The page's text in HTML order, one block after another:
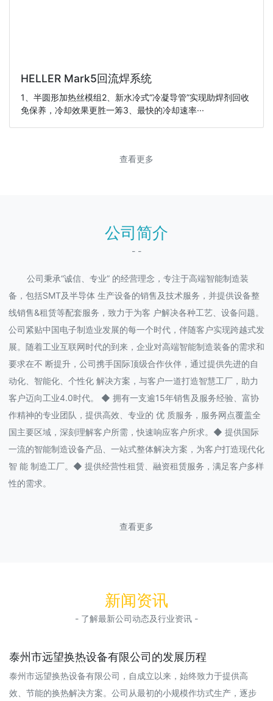
HELLER Mark5回流焊系统
1、半圆形加热丝模组2、新水冷式“冷凝导管”实现助焊剂回收
免保养，冷却效果更胜一筹3、最快的冷却速率···
查看更多
公司简介
- -
公司秉承“诚信、专业” 的经营理念，专注于高端智能制造装
备，包括SMT及半导体 生产设备的销售及技术服务，并提供设备整
线销售&租赁等配套服务，致力于为客 户解决各种工艺、设备问题。
公司紧贴中国电子制造业发展的每一个时代，伴随客户实现跨越式发
展。随着工业互联网时代的到来，企业对高端智能制造装备的需求和
要求在不 断提升，公司携手国际顶级合作伙伴，通过提供先进的自
动化、智能化、个性化 解决方案，与客户一道打造智慧工厂，助力
客户迈向工业4.0时代。 ◆ 拥有一支逾15年销售及服务经验、富协
作精神的专业团队，提供高效、专业的 优 质服务，服务网点覆盖全
国主要区域，深刻理解客户所需，快速响应客户所求。◆ 提供国际
一流的智能制造设备产品、一站式整体解决方案，为客户打造现代化
智 能 制造工厂。◆ 提供经营性租赁、融资租赁服务，满足客户多样
性的需求。
查看更多
新闻资讯
- 了解最新公司动态及行业资讯 -
泰州市远望换热设备有限公司的发展历程
泰州市远望换热设备有限公司，自成立以来，始终致力于提供高
效、节能的换热解决方案。公司从最初的小规模作坊式生产，逐步